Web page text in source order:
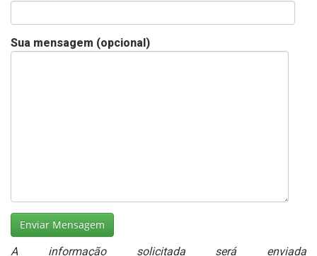
Sua mensagem (opcional)
A informação solicitada será enviada